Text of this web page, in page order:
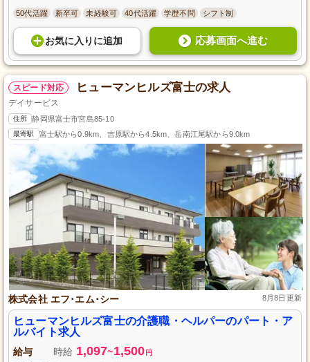
50代活躍 新卒可 未経験可 40代活躍 学歴不問 シフト制
お気に入り に追加 応募画面へ進む
スピード対応 ヒューマンヒルズ富士の求人
デイサービス
住所 静岡県富士市宮島85-10
最寄駅 富士駅から0.9km、吉原駅から4.5km、岳南江尾駅から9.0km
株式会社 エフ･エム･シー 8月8日更新
ヒューマンヒルズ富士の介護職・ヘルパーのパート・ア
ルバイト求人
給与 時給 1,097~1,500 円